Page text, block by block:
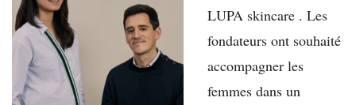
LUPA skincare . Les
fondateurs ont souhaité
accompagner les
femmes dans un